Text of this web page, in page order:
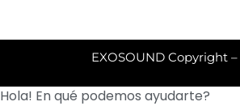
EXOSOUND Copyright
Hola! En qué podemos ayudarte?